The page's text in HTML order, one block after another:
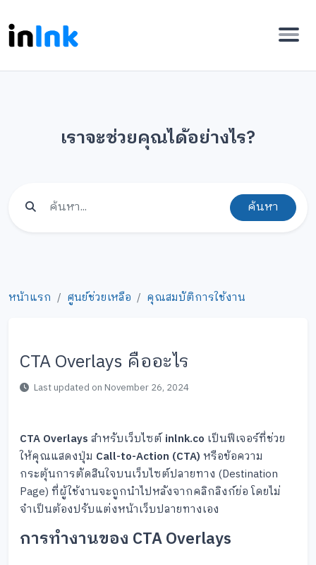
เราจะช่วยคุณได้อย่างไร?
ค้นหา
หน้าแรก ศูนย์ช่วยเหลือ คุณสมบัติการใช้งาน
CTA Overlays คืออะไร
Last updated on November 26, 2024
CTA Overlays สำหรับเว็บไซต์inlnk.co เป็นฟีเจอร์ที่ช่วย
ให้คุณแสดงปุ่ม Call-to-Action (CTA) หรือข้อความ
กระตุ้นการตัดสินใจบนเว็บไซต์ปลายทาง (Destination
Page) ที่ผู้ใช้งานจะถูกนำไปหลังจากคลิกลิงก์ย่อ โดยไม่
จำเป็นต้องปรับแต่งหน้าเว็บปลายทางเอง
การทำงานของ CTA Overlays